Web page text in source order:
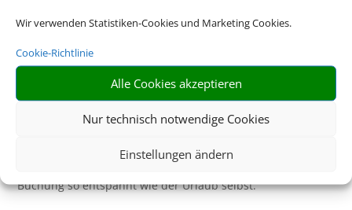
Wir verwenden Statistiken-Cookies und Marketing Cookies.
Cookie-Richtlinie
Alle Cookies akzeptieren
Nur technisch notwendige Cookies
Einstellungen ändern
Flugtickets und Hotelzimmer sind bei unseren
Pauschalreise-Angeboten bereits inbegriffen. Statt also
verschiedene Einzelbausteine suchen und buchen zu
müssen, können Sie Ihren Urlaub ganz entspannt im
Paket buchen. Auch Zusatzleistungen, wie der Transfer
vom Flughafen sind häufig enthalten. Damit wird die
Buchung so entspannt wie der Urlaub selbst.